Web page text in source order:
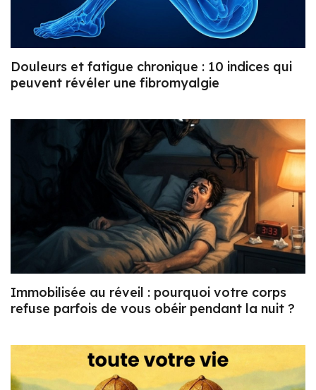
Douleurs et fatigue chronique : 10 indices qui
peuvent révéler une fibromyalgie
Immobilisée au réveil : pourquoi votre corps
refuse parfois de vous obéir pendant la nuit ?